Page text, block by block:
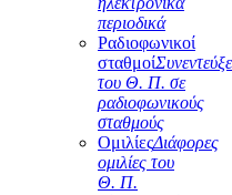
περιοδικά
Ραδιοφωνικοί
σταθμοί
του Θ. Π. σε
ραδιοφωνικούς
σταθμούς
ΟμιλίεςΔιάφορες
ομιλίες του
Θ. Π.